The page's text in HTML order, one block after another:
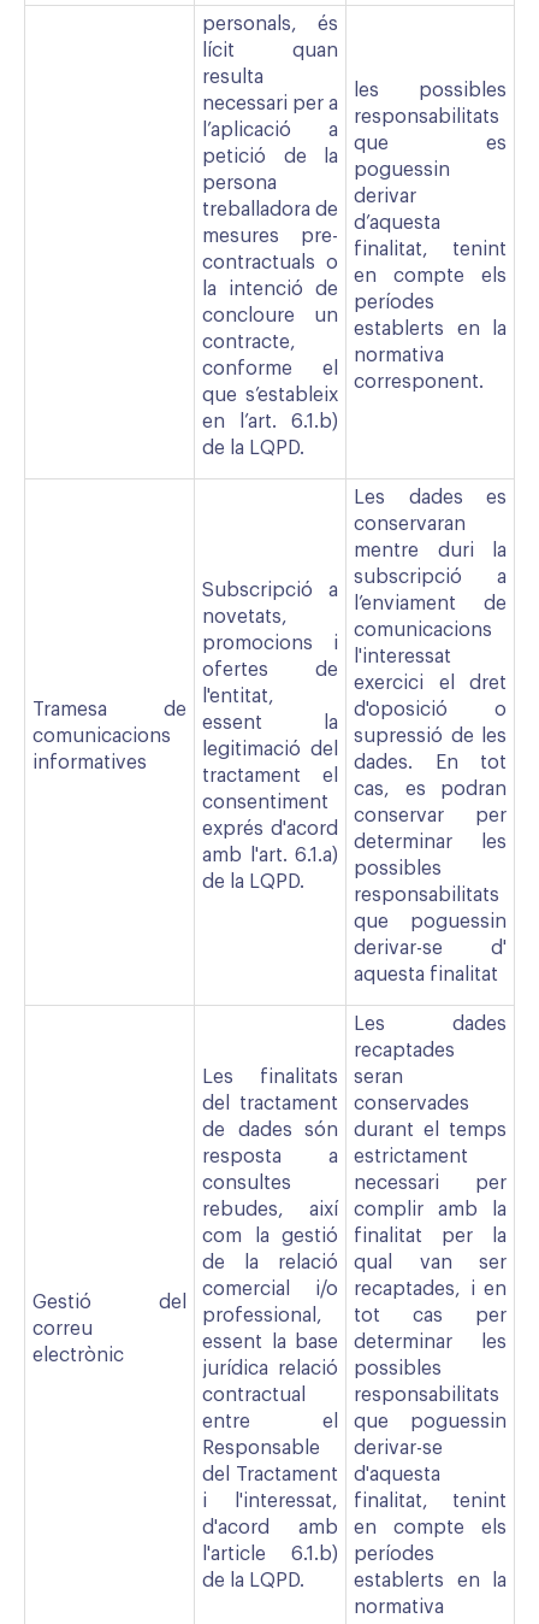
personals, és
lícit quan
resulta
necessari per a
l’aplicació a
petició de la
persona
treballadora de
mesures pre-
contractuals o
la intenció de
concloure un
contracte,
conforme el
que s’estableix
en l’art. 6.1.b)
de la LQPD.
les possibles
responsabilitats
que es
poguessin
derivar
d’aquesta
finalitat, tenint
en compte els
períodes
establerts en la
normativa
corresponent.
Tramesa de
comunicacions
informatives
Subscripció a
novetats,
promocions i
ofertes de
l'entitat,
essent la
legitimació del
tractament el
consentiment
exprés d'acord
amb l'art. 6.1.a)
de la LQPD.
Les dades es
conservaran
mentre duri la
subscripció a
l’enviament de
comunicacions
l'interessat
exercici el dret
d'oposició o
supressió de les
dades. En tot
cas, es podran
conservar per
determinar les
possibles
responsabilitats
que poguessin
derivar-se d'
aquesta finalitat
Gestió del
correu
electrònic
Les finalitats
del tractament
de dades són
resposta a
consultes
rebudes, així
com la gestió
de la relació
comercial i/o
professional,
essent la base
jurídica relació
contractual
entre el
Responsable
del Tractament
i l'interessat,
d'acord amb
l'article 6.1.b)
de la LQPD.
Les dades
recaptades
seran
conservades
durant el temps
estrictament
necessari per
complir amb la
finalitat per la
qual van ser
recaptades, i en
tot cas per
determinar les
possibles
responsabilitats
que poguessin
derivar-se
d'aquesta
finalitat, tenint
en compte els
períodes
establerts en la
normativa